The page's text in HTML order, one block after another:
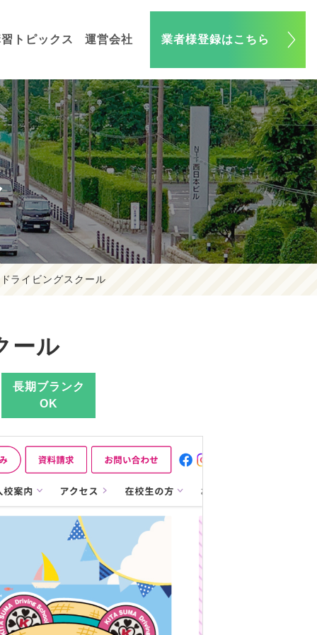
トピックス 運営会社 業者様登録はこちら
ライビングスクール
ール
長期ブランク
OK